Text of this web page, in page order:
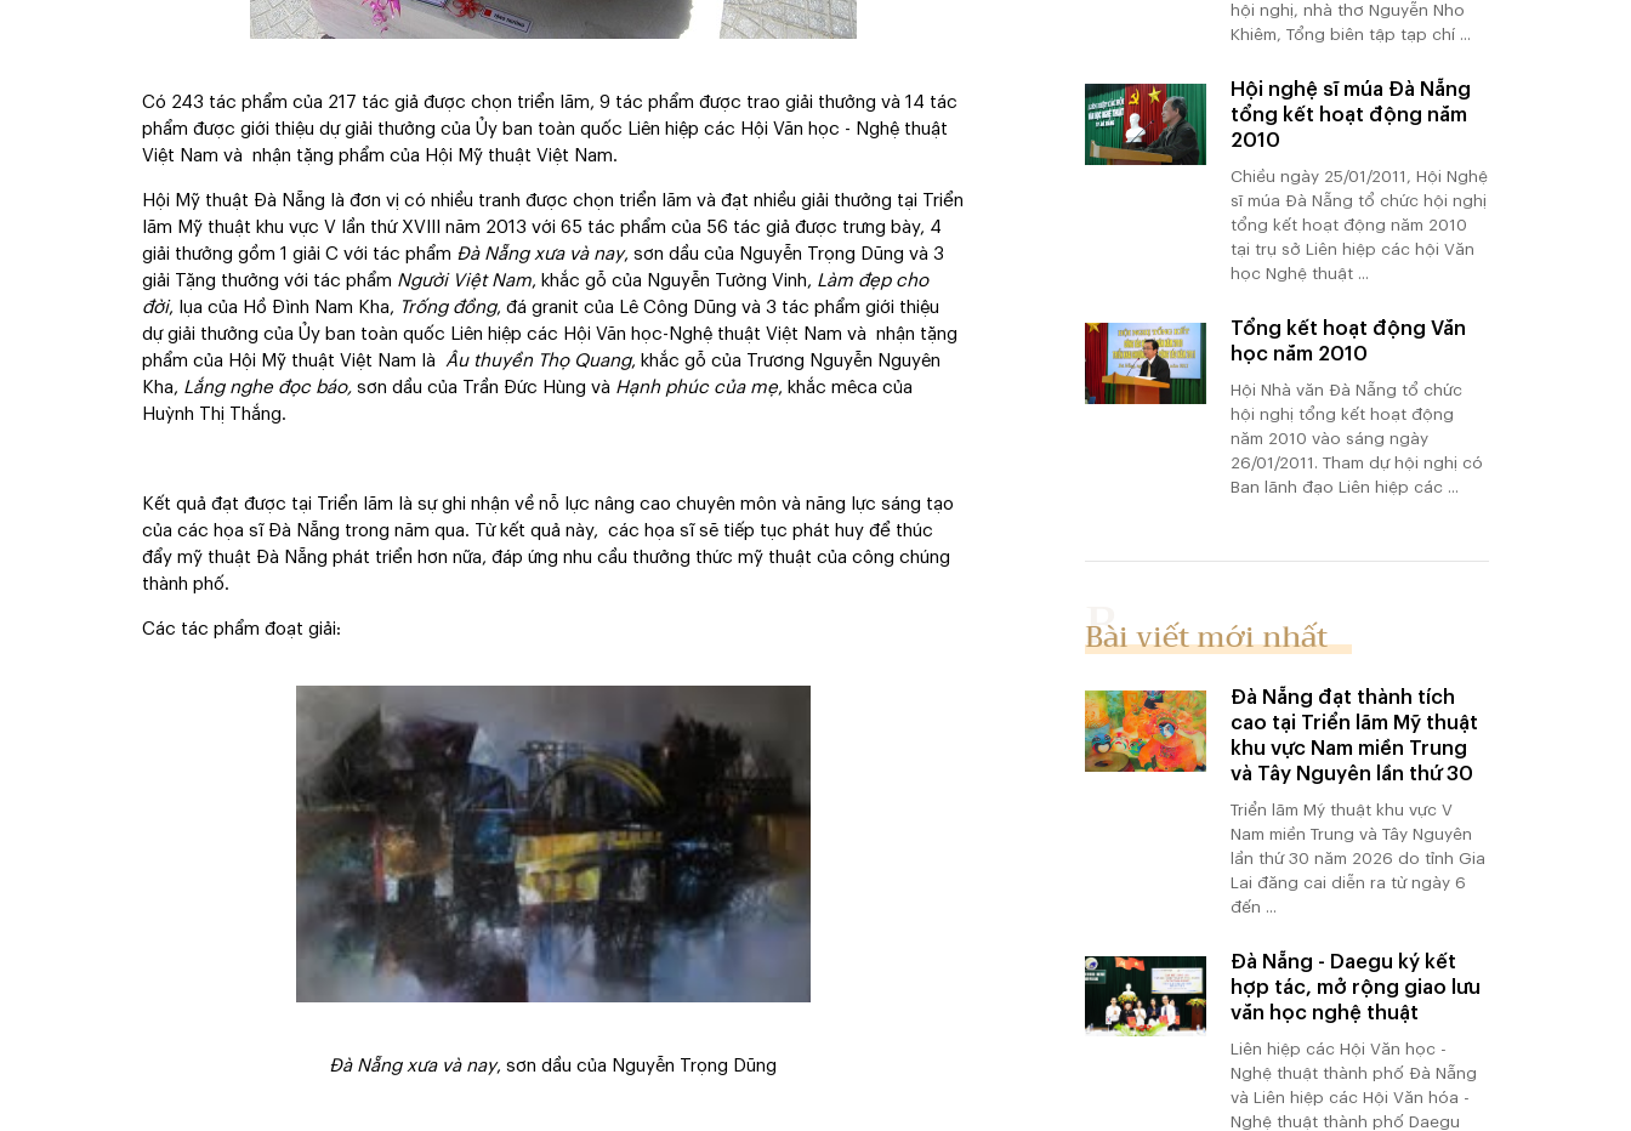
Có 243 tác phẩm của 217 tác giả được chọn triển lãm, 9 tác phẩm được trao giải thưởng và 14 tác
phẩm được giới thiệu dự giải thưởng của Ủy ban toàn quốc Liên hiệp các Hội Văn học - Nghệ thuật
Việt Nam và nhận tặng phẩm của Hội Mỹ thuật Việt Nam.
Hội Mỹ thuật Đà Nẵng là đơn vị có nhiều tranh được chọn triển lãm và đạt nhiều giải thưởng tại Triển
lãm Mỹ thuật khu vực V lần thứ XVIII năm 2013 với 65 tác phẩm của 56 tác giả được trưng bày, 4
giải thưởng gồm 1 giải C với tác phẩm Đà Nẵng xưa và nay, sơn dầu của Nguyễn Trọng Dũng và 3
giải Tặng thưởng với tác phẩm Người Việt Nam, khắc gỗ của Nguyễn Tường Vinh, Làm đẹp cho
đời, lụa của Hồ Đình Nam Kha, Trống đồng, đá granit của Lê Công Dũng và 3 tác phẩm giới thiệu
dự giải thưởng của Ủy ban toàn quốc Liên hiệp các Hội Văn học-Nghệ thuật Việt Nam và nhận tặng
phẩm của Hội Mỹ thuật Việt Nam là Âu thuyền Thọ Quang, khắc gỗ của Trương Nguyễn Nguyên
Kha, Lắng nghe đọc báo, sơn dầu của Trần Đức Hùng và Hạnh phúc của mẹ, khắc mêca của
Huỳnh Thị Thắng.
Kết quả đạt được tại Triển lãm là sự ghi nhận về nỗ lực nâng cao chuyên môn và năng lực sáng tạo
của các họa sĩ Đà Nẵng trong năm qua. Từ kết quả này, các họa sĩ sẽ tiếp tục phát huy để thúc
đẩy mỹ thuật Đà Nẵng phát triển hơn nữa, đáp ứng nhu cầu thưởng thức mỹ thuật của công chúng
thành phố.
Các tác phẩm đoạt giải:
Đà Nẵng xưa và nay, sơn dầu của Nguyễn Trọng Dũng
hội nghị, nhà thơ Nguyễn Nho
Khiêm, Tổng biên tập tạp chí ...
Hội nghệ sĩ múa Đà Nẵng
tổng kết hoạt động năm
2010
Chiều ngày 25/01/2011, Hội Nghệ
sĩ múa Đà Nẵng tổ chức hội nghị
tổng kết hoạt động năm 2010
tại trụ sở Liên hiệp các hội Văn
học Nghệ thuật ...
Tổng kết hoạt động Văn
học năm 2010
Hội Nhà văn Đà Nẵng tổ chức
hội nghị tổng kết hoạt động
năm 2010 vào sáng ngày
26/01/2011. Tham dự hội nghị có
Ban lãnh đạo Liên hiệp các ...
Bài viết mới nhất
Đà Nẵng đạt thành tích
cao tại Triển lãm Mỹ thuật
khu vực Nam miền Trung
và Tây Nguyên lần thứ 30
Triển lãm Mỹ thuật khu vực V
Nam miền Trung và Tây Nguyên
lần thứ 30 năm 2026 do tỉnh Gia
Lai đăng cai diễn ra từ ngày 6
đến ...
Đà Nẵng - Daegu ký kết
hợp tác, mở rộng giao lưu
văn học nghệ thuật
Liên hiệp các Hội Văn học -
Nghệ thuật thành phố Đà Nẵng
và Liên hiệp các Hội Văn hóa -
Nghệ thuật thành phố Daegu